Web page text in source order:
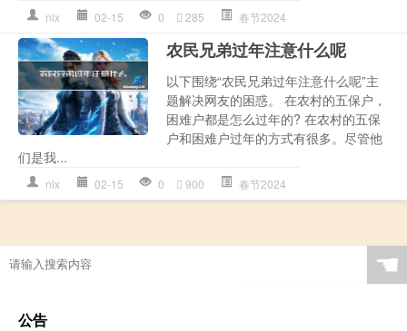
nlx 02-15 0 285 春节2024
农民兄弟过年注意什么呢
以下围绕“农民兄弟过年注意什么呢”主
题解决网友的困惑。 在农村的五保户，
困难户都是怎么过年的? 在农村的五保
户和困难户过年的方式有很多。尽管他
们是我...
nlx 02-15 0 900 春节2024
☚
公告